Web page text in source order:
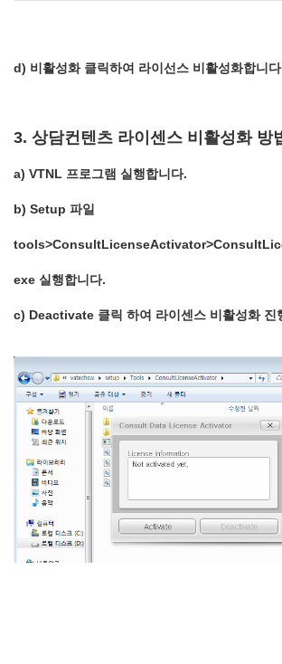
d) 비활성화 클릭하여 라이선스 비활성화합니
3. 상담컨텐츠 라이센스 비활성화 방
a) VTNL 프로그램 실행합니다.
b) Setup 파일
exe 실행합니다.
c) Deactivate 클릭 하여 라이센스 비활성화 진